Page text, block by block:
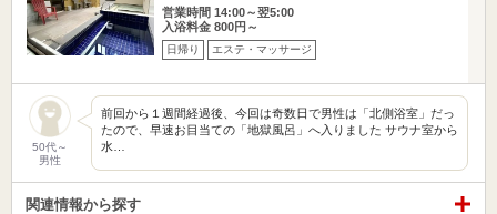
営業時間 14:00～翌5:00
入浴料金 800円～
日帰り エステ・マッサージ
50代～
男性
前回から１週間経過後、今回は奇数日で男性は「北側浴室」だっ
たので、早速お目当ての「地獄風呂」へ入りました サウナ室から
水…
関連情報から探す